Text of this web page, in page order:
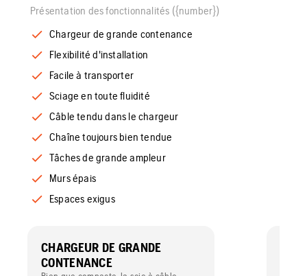
Présentation des fonctionnalités ({number})
Chargeur de grande contenance
Flexibilité d'installation
Facile à transporter
Sciage en toute fluidité
Câble tendu dans le chargeur
Chaîne toujours bien tendue
Tâches de grande ampleur
Murs épais
Espaces exigus
CHARGEUR DE GRANDE
CONTENANCE